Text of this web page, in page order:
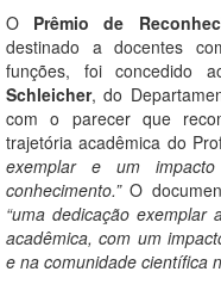
O Prêmio de
destinado a docentes
funções, foi concedido
Schleicher, do
com o parecer que
trajetória acadêmica do
exemplar e um
conhecimento.”O
“uma dedicação
acadêmica, com um
e na comunidade científica